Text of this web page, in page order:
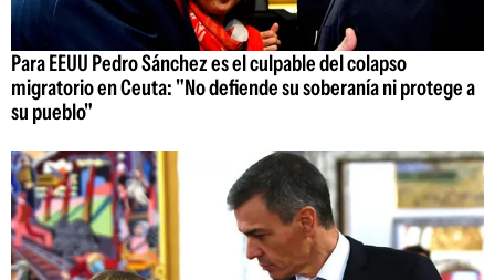
Para EEUU Pedro Sánchez es el culpable del colapso
migratorio en Ceuta: "No defiende su soberanía ni protege a
su pueblo"